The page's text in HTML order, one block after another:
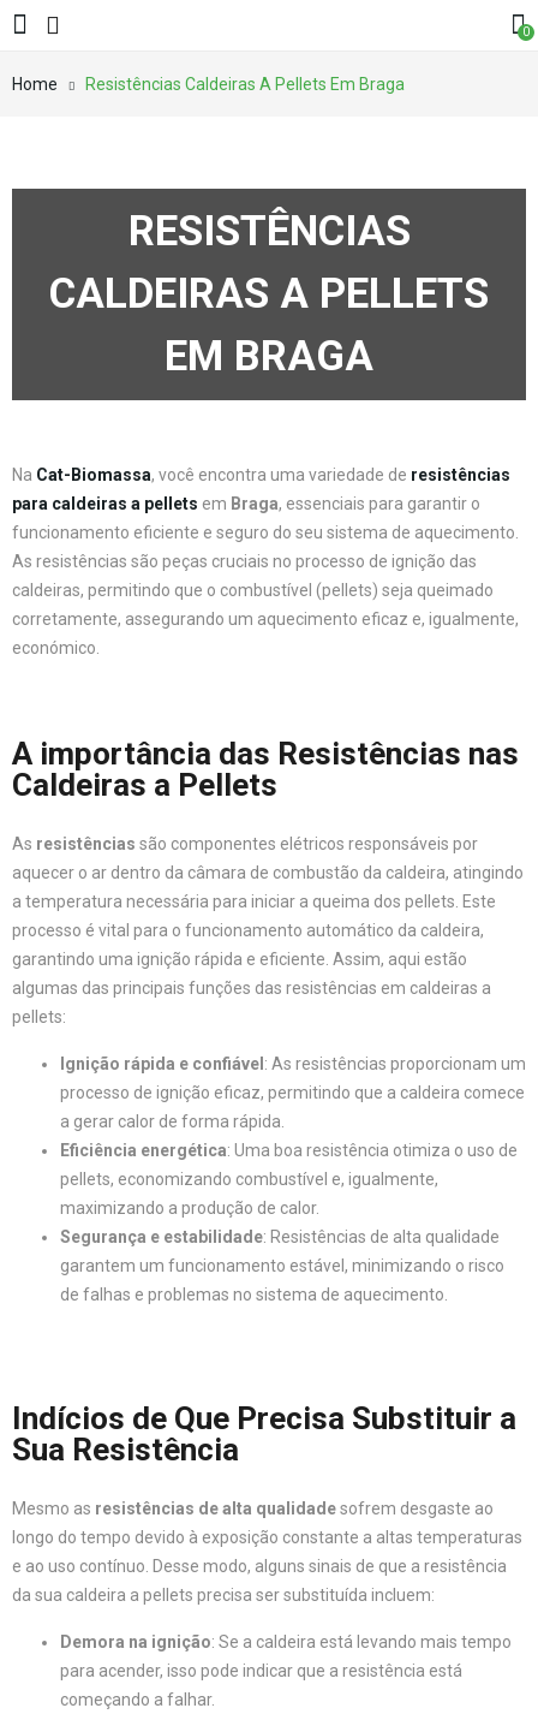
0
Home Resistências Caldeiras A Pellets Em Braga
RESISTÊNCIAS
CALDEIRAS A PELLETS
EM BRAGA
Na Cat-Biomassa, você encontra uma variedade de resistências
para caldeiras a pellets em Braga, essenciais para garantir o
funcionamento eficiente e seguro do seu sistema de aquecimento.
As resistências são peças cruciais no processo de ignição das
caldeiras, permitindo que o combustível (pellets) seja queimado
corretamente, assegurando um aquecimento eficaz e, igualmente,
económico.
A importância das Resistências nas
Caldeiras a Pellets
As resistências são componentes elétricos responsáveis por
aquecer o ar dentro da câmara de combustão da caldeira, atingindo
a temperatura necessária para iniciar a queima dos pellets. Este
processo é vital para o funcionamento automático da caldeira,
garantindo uma ignição rápida e eficiente. Assim, aqui estão
algumas das principais funções das resistências em caldeiras a
pellets:
Ignição rápida e confiável : As resistências proporcionam um
processo de ignição eficaz, permitindo que a caldeira comece
a gerar calor de forma rápida.
Eficiência energética: Uma boa resistência otimiza o uso de
pellets, economizando combustível e, igualmente,
maximizando a produção de calor.
Segurança e estabilidade: Resistências de alta qualidade
garantem um funcionamento estável, minimizando o risco
de falhas e problemas no sistema de aquecimento.
Indícios de Que Precisa Substituir a
Sua Resistência
Mesmo as resistências de alta qualidadesofrem desgaste ao
longo do tempo devido à exposição constante a altas temperaturas
e ao uso contínuo. Desse modo, alguns sinais de que a resistência
da sua caldeira a pellets precisa ser substituída incluem:
Demora na ignição: Se a caldeira está levando mais tempo
para acender, isso pode indicar que a resistência está
começando a falhar.